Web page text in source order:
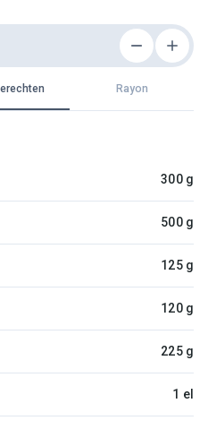
Rayon
300 g
500 g
125 g
120 g
225 g
1 el